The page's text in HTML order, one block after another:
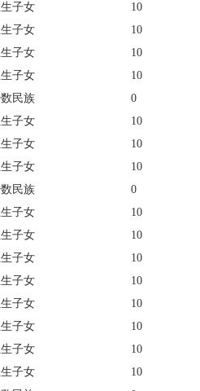
子女
10
子女
10
子女
10
子女
10
民族
0
子女
10
子女
10
子女
10
民族
0
子女
10
子女
10
子女
10
子女
10
子女
10
子女
10
子女
10
子女
10